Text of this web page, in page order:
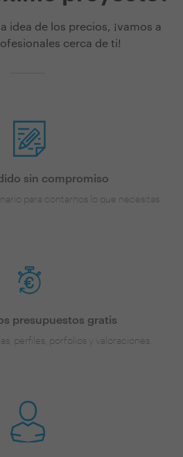
idea de los precios, ¡vamos a
cerca de ti!
sin compromiso
para contarnos lo que necesitas.
presupuestos gratis
perfiles, porfolios y valoraciones.